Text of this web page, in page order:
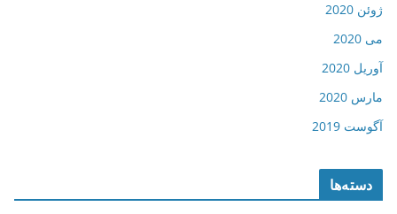
ژوئن 2020
می 2020
آوریل 2020
مارس 2020
آگوست 2019
دسته‌ها